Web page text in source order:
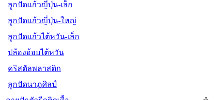
ลูกปัดแก้วญี่ปุ่น-เล็ก
ลูกปัดแก้วญี่ปุ่น-ใหญ่
ลูกปัดแก้วไต้หวัน-เล็ก
ปล้องอ้อยไต้หวัน
คริสตัลพลาสติก
ลูกปัดนาฏศิลป์